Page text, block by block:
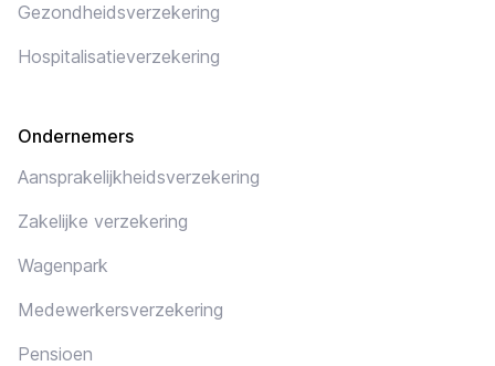
Gezondheidsverzekering
Hospitalisatieverzekering
Ondernemers
Aansprakelijkheidsverzekering
Zakelijke verzekering
Wagenpark
Medewerkersverzekering
Pensioen